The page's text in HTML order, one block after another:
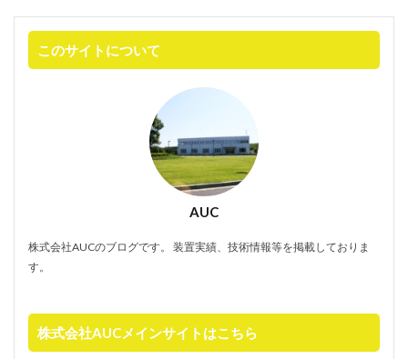
このサイトについて
AUC
株式会社AUCのブログです。 装置実績、技術情報等を掲載しておりま
す。
株式会社AUCメインサイトはこちら